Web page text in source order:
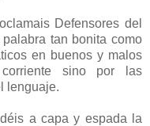
Defensores del
tan bonita como
en buenos y malos
sino por las
lenguaje.
a capa y espada la